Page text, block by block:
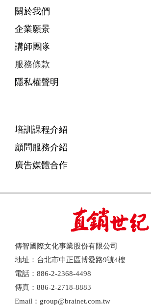
關於我們
企業願景
講師團隊
服務條款
隱私權聲明
培訓課程介紹
顧問服務介紹
廣告媒體合作
傳智國際文化事業股份有限公司
地址：台北市中正區博愛路9號4樓
電話：886-2-2368-4498
傳真：886-2-2718-8883
Email：group@brainet.com.tw